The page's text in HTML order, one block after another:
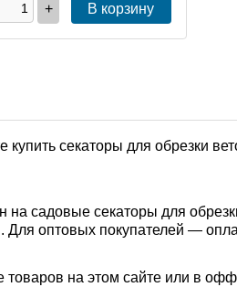
+ В корзину
купить секаторы для обрезки
садовые секаторы для
оптовых покупателей —
товаров на этом сайте или в